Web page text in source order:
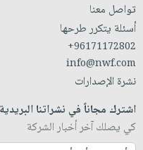
تواصل معنا
أسئلة يتكرر طرحها
+96171172802
info@nwf.com
نشرة الإصدارات
اشترك مجاناً في نشراتنا البريدية
كي يصلك آخر أخبار الشركة